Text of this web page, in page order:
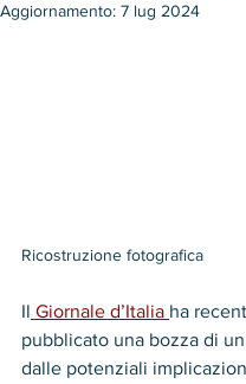
Aggiornamento: 7 lug 2024
Ricostruzione fotografica
Il Giornale d’Italia ha
pubblicato una bozza di
dalle potenziali